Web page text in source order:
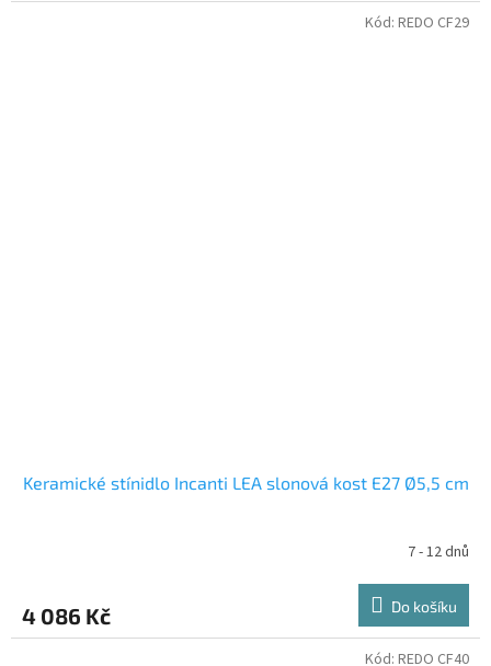
Keramické stínidlo Incanti LEA slonová kost E27 Ø5,5 cm
7 - 12 dnů
4 086 Kč Do košíku
Kód: REDO CF29
Kód: REDO CF40